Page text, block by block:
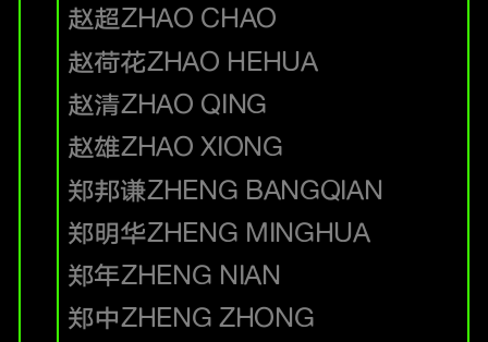
赵超ZHAO CHAO
赵荷花ZHAO HEHUA
赵清ZHAO QING
赵雄ZHAO XIONG
郑邦谦ZHENG BANGQIAN
郑明华ZHENG MINGHUA
郑年ZHENG NIAN
郑中ZHENG ZHONG